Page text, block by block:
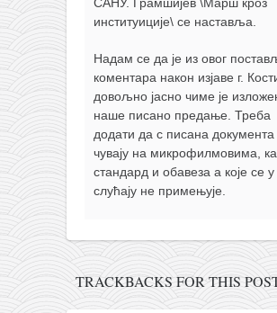
институиције\ се наставља.
Надам се да је из овог
коментара након изјаве г.
довољно јасно чиме је
наше писано предање. Треба
додати да с писана документа
чувају на микрофилмовима,
стандард и обавеза а које се
слућају не примењује.
TRACKBACKS FOR THIS